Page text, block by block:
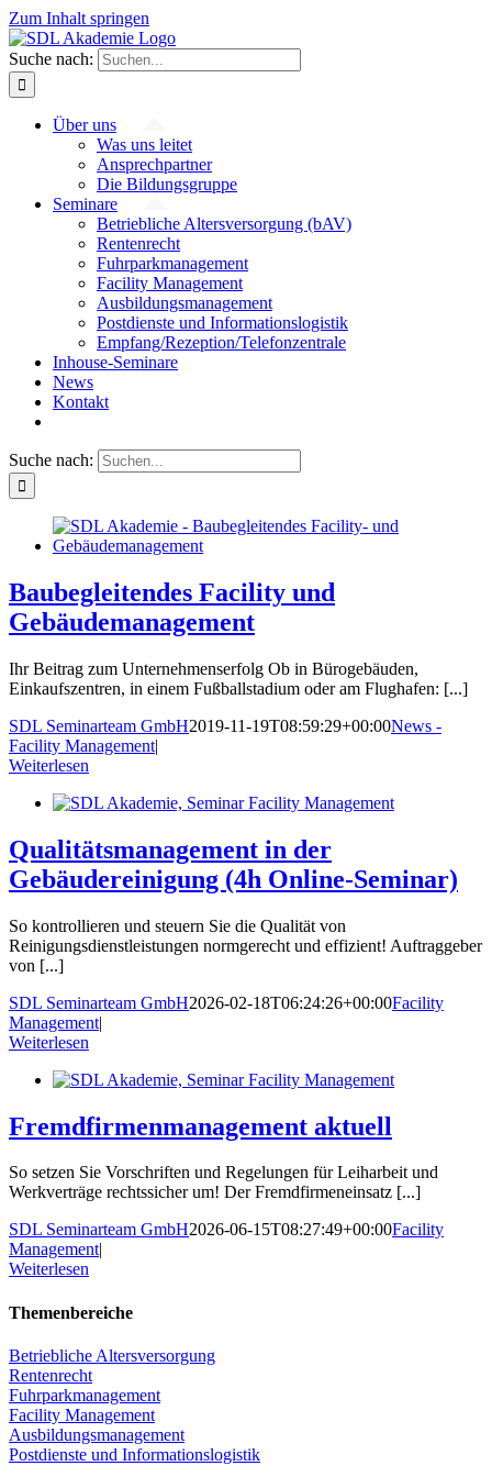
Zum Inhalt springen
Suche nach:
Über uns
Was uns leitet
Ansprechpartner
Die Bildungsgruppe
Seminare
Betriebliche Altersversorgung (bAV)
Rentenrecht
Fuhrparkmanagement
Facility Management
Ausbildungsmanagement
Postdienste und Informationslogistik
Empfang/Rezeption/Telefonzentrale
Inhouse-Seminare
News
Kontakt
Suche nach:
Baubegleitendes Facility und
Gebäudemanagement
Ihr Beitrag zum Unternehmenserfolg Ob in Bürogebäuden,
Einkaufszentren, in einem Fußballstadium oder am Flughafen: [...]
SDL Seminarteam GmbH2019-11-19T08:59:29+00:00News -
Facility Management|
Weiterlesen
Qualitätsmanagement in der
Gebäudereinigung (4h Online-Seminar)
So kontrollieren und steuern Sie die Qualität von
Reinigungsdienstleistungen normgerecht und effizient! Auftraggeber
von [...]
SDL Seminarteam GmbH2026-02-18T06:24:26+00:00Facility
Management|
Weiterlesen
Fremdfirmenmanagement aktuell
So setzen Sie Vorschriften und Regelungen für Leiharbeit und
Werkverträge rechtssicher um! Der Fremdfirmeneinsatz [...]
SDL Seminarteam GmbH2026-06-15T08:27:49+00:00Facility
Management|
Weiterlesen
Themenbereiche
Betriebliche Altersversorgung
Rentenrecht
Fuhrparkmanagement
Facility Management
Ausbildungsmanagement
Postdienste und Informationslogistik